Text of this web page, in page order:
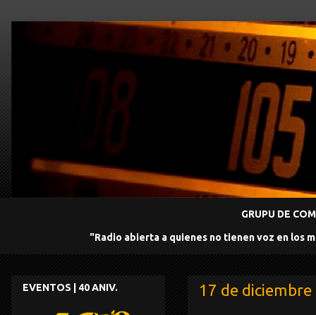
GRUPU DE
"Radio abierta a quienes no tienen voz en los
17 de
EVENTOS | 40 ANIV.